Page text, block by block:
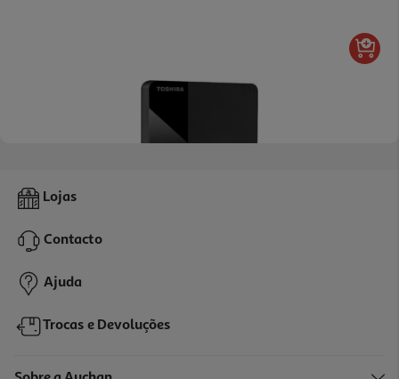
Disco Externo Toshiba Canvio Ready Hdtp340ek3ca 4tb 2.5"
199,99 €
Lojas
Contacto
Ajuda
Trocas e Devoluções